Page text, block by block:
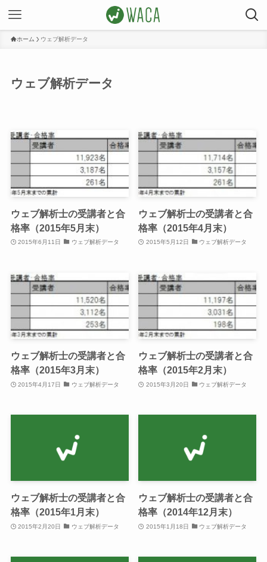
ホーム ウェブ解析データ
ウェブ解析データ
ウェブ解析士の受講者と合
格率（2015年5月末）
2015年6月11日 ウェブ解析データ
ウェブ解析士の受講者と合
格率（2015年4月末）
2015年5月12日 ウェブ解析データ
ウェブ解析士の受講者と合
格率（2015年3月末）
2015年4月17日 ウェブ解析データ
ウェブ解析士の受講者と合
格率（2015年2月末）
2015年3月20日 ウェブ解析データ
ウェブ解析士の受講者と合
格率（2015年1月末）
2015年2月20日 ウェブ解析データ
ウェブ解析士の受講者と合
格率（2014年12月末）
2015年1月18日 ウェブ解析データ